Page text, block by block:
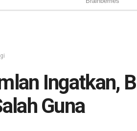
Ingatkan,
Guna